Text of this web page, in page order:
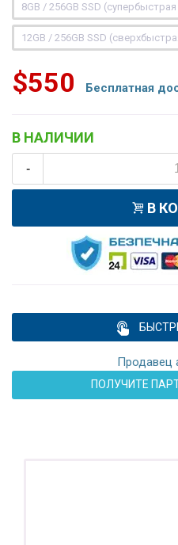
8GB / 256GB SSD
12GB / 256GB SSD
$550 Бесплатная
В НАЛИЧИИ
-
В
Продавец
ПОЛУЧИТЕ